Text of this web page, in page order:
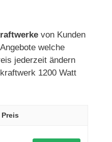
von Kunden
welche
jederzeit ändern
1200 Watt
Preis